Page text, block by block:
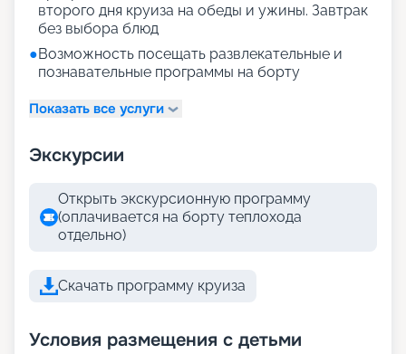
второго дня круиза на обеды и ужины. Завтрак
без выбора блюд
●Возможность посещать развлекательные и
познавательные программы на борту
Показать все услуги
Экскурсии
Открыть экскурсионную программу
(оплачивается на борту теплохода
отдельно)
Скачать программу круиза
Условия размещения с детьми